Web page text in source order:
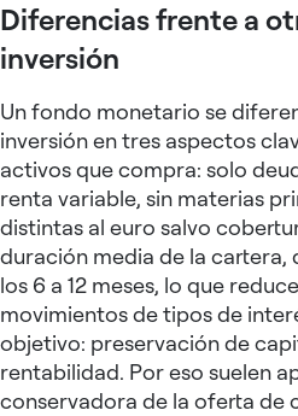
Diferencias frente a
inversión
Un fondo monetario se
inversión en tres aspectos
activos que compra: solo
renta variable, sin materias
distintas al euro salvo
duración media de la cartera,
los 6 a 12 meses, lo que
movimientos de tipos de
objetivo: preservación de
rentabilidad. Por eso suelen
conservadora de la oferta de